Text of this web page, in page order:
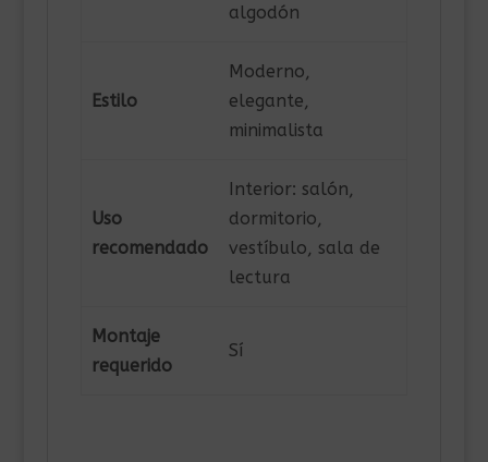
algodón
Estilo
Moderno,
elegante,
minimalista
Uso
recomendado
Interior: salón,
dormitorio,
vestíbulo, sala de
lectura
Montaje
requerido
Sí